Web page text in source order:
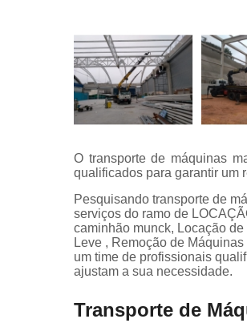
O transporte de máquinas
qualificados para garantir um
Pesquisando transporte de
serviços do ramo de
caminhão munck, Locação
Leve , Remoção de
um time de profissionais
ajustam a sua necessidade.
Transporte de